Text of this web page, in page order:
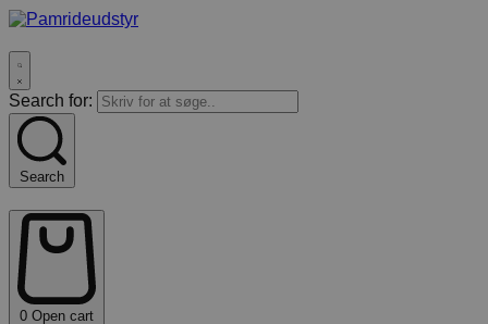
Search for:
Search
0 Open cart